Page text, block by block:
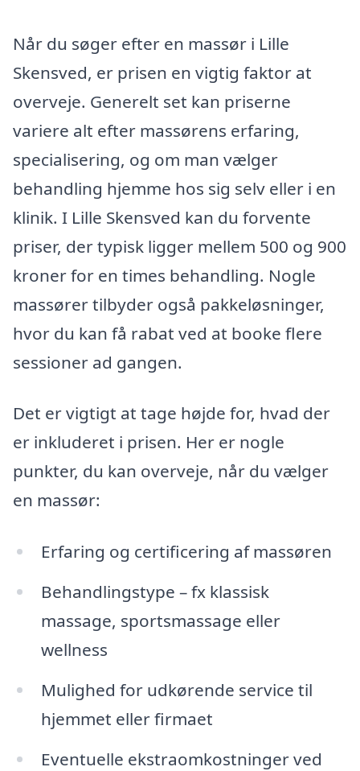
Når du søger efter en massør i Lille
Skensved, er prisen en vigtig faktor at
overveje. Generelt set kan priserne
variere alt efter massørens erfaring,
specialisering, og om man vælger
behandling hjemme hos sig selv eller i en
klinik. I Lille Skensved kan du forvente
priser, der typisk ligger mellem 500 og 900
kroner for en times behandling. Nogle
massører tilbyder også pakkeløsninger,
hvor du kan få rabat ved at booke flere
sessioner ad gangen.
Det er vigtigt at tage højde for, hvad der
er inkluderet i prisen. Her er nogle
punkter, du kan overveje, når du vælger
en massør:
Erfaring og certificering af massøren
Behandlingstype – fx klassisk
massage, sportsmassage eller
wellness
Mulighed for udkørende service til
hjemmet eller firmaet
Eventuelle ekstraomkostninger ved